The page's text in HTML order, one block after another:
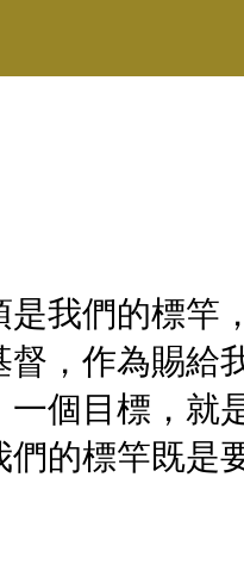
我們的標竿
，作為賜給
個目標，就
的標竿既是